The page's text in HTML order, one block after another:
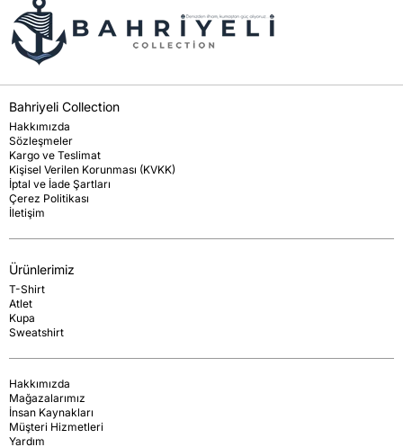
Bahriyeli Collection
Hakkımızda
Sözleşmeler
Kargo ve Teslimat
Kişisel Verilen Korunması (KVKK)
İptal ve İade Şartları
Çerez Politikası
İletişim
Ürünlerimiz
T-Shirt
Atlet
Kupa
Sweatshirt
Hakkımızda
Mağazalarımız
İnsan Kaynakları
Müşteri Hizmetleri
Yardım